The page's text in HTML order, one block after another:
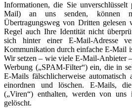
Informationen, die Sie
Mail) an uns senden, können
Übertragungsweg von Dritten
Regel auch Ihre Identität nicht
sich hinter einer E-Mail-Adresse
Kommunikation durch einfache E-Mail
Wir setzen – wie viele E-Mail-Anbieter
Werbung („SPAM-Filter“) ein, die in
E-Mails fälschlicherweise automatisch
einordnen und löschen. E-Mails, die
(„Viren“) enthalten, werden von uns
gelöscht.